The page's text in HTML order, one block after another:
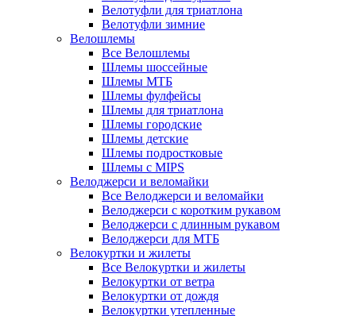
Велотуфли для триатлона
Велотуфли зимние
Велошлемы
Все Велошлемы
Шлемы шоссейные
Шлемы МТБ
Шлемы фулфейсы
Шлемы для триатлона
Шлемы городские
Шлемы детские
Шлемы подростковые
Шлемы с MIPS
Велоджерси и веломайки
Все Велоджерси и веломайки
Велоджерси с коротким рукавом
Велоджерси с длинным рукавом
Велоджерси для МТБ
Велокуртки и жилеты
Все Велокуртки и жилеты
Велокуртки от ветра
Велокуртки от дождя
Велокуртки утепленные